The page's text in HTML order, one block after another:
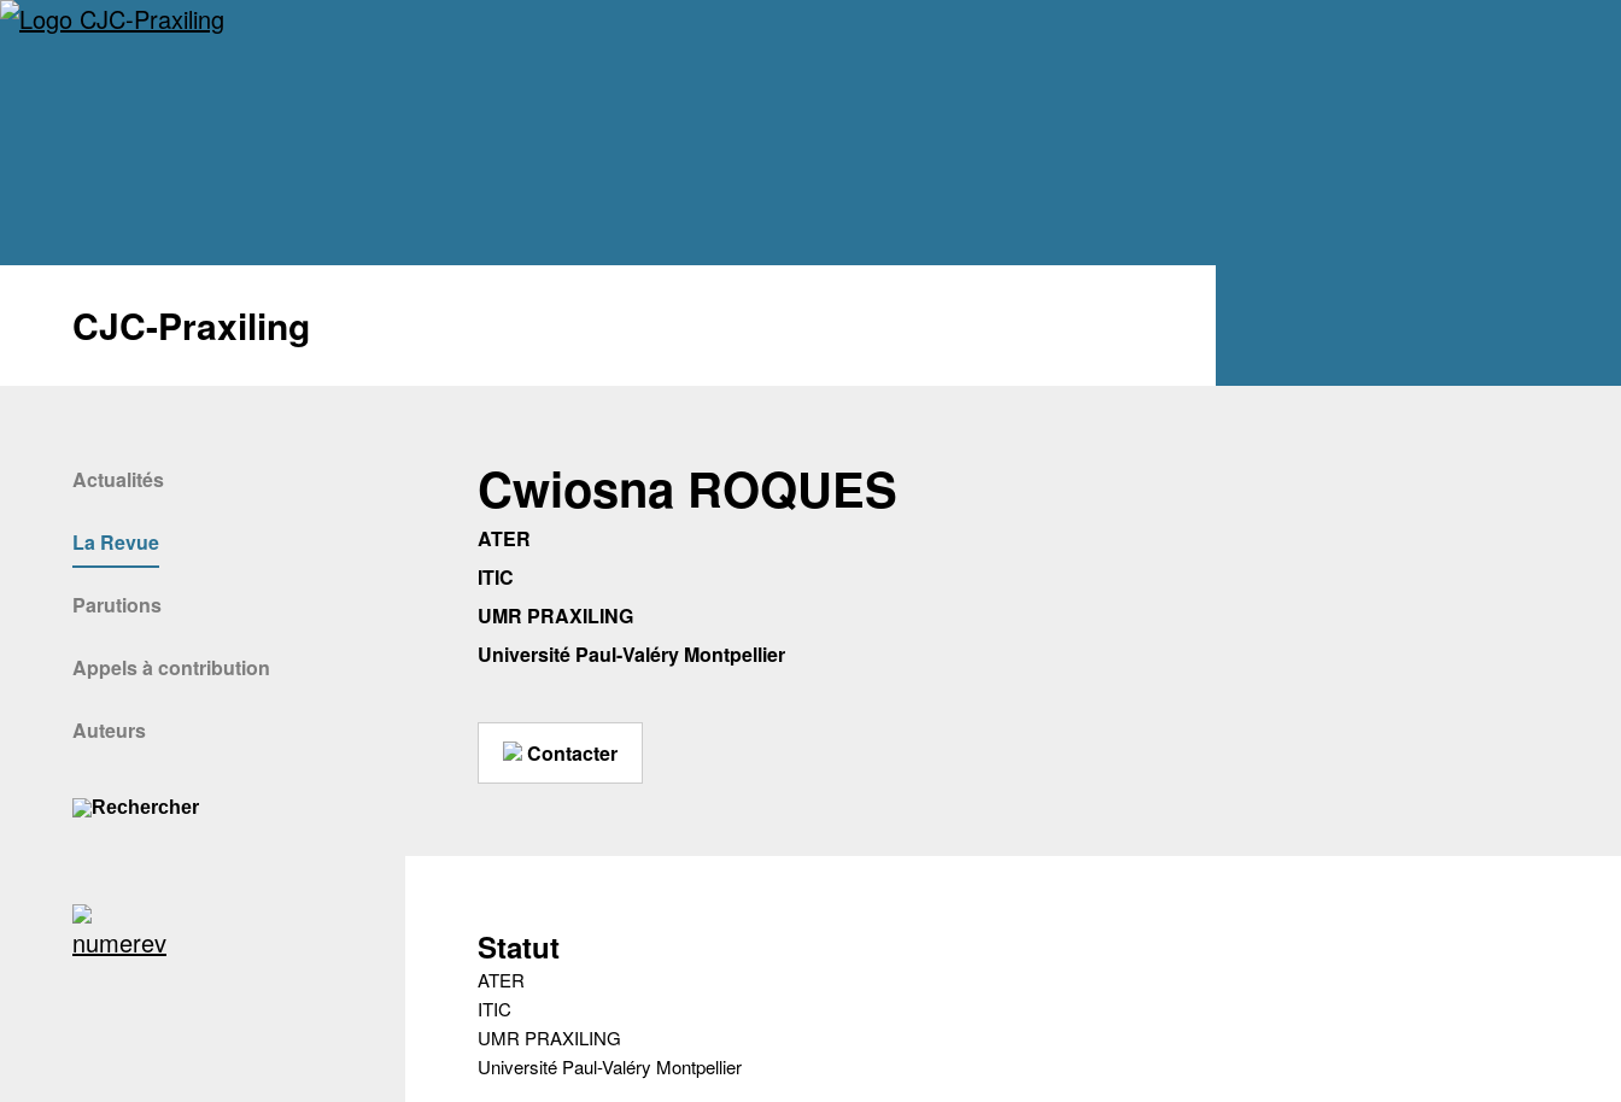
CJC-Praxiling
Actualités
La Revue
Parutions
Appels à contribution
Auteurs
Cwiosna ROQUES
ATER
ITIC
UMR PRAXILING
Université Paul-Valéry Montpellier
Contacter
Statut
ATER
ITIC
UMR PRAXILING
Université Paul-Valéry Montpellier